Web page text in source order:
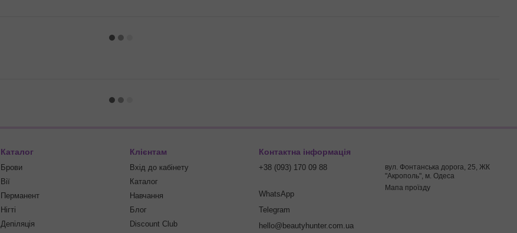
Каталог
Брови
Вії
Перманент
Нігті
Депіляція
Клієнтам
Вхід до кабінету
Каталог
Навчання
Блог
Discount Club
Контактна інформація
+38 (093) 170 09 88
WhatsApp
Telegram
hello@beautyhunter.com.ua
вул. Фонтанська дорога, 25, ЖК
"Акрополь", м. Одеса
Мапа проїзду